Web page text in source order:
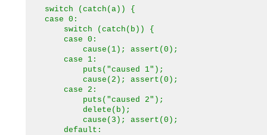
switch (catch(a)) {
case 0:
switch (catch(b)) {
case 0:
cause(1); assert(0);
case 1:
puts("caused 1");
cause(2); assert(0);
case 2:
puts("caused 2");
delete(b);
cause(3); assert(0);
default: